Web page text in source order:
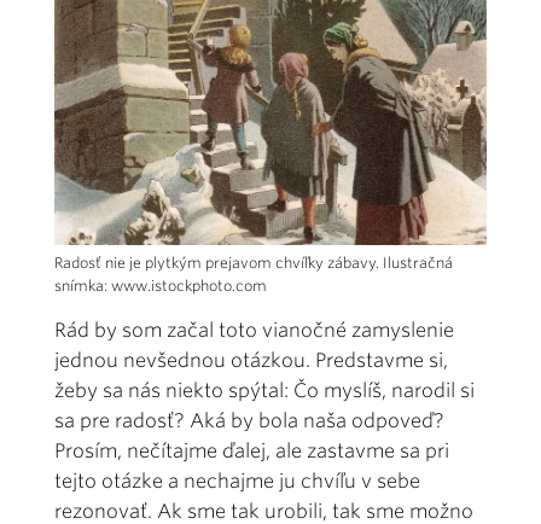
Radosť nie je plytkým prejavom chvíľky zábavy. Ilustračná
snímka: www.istockphoto.com
Rád by som začal toto vianočné zamyslenie
jednou nevšednou otázkou. Predstavme si,
žeby sa nás niekto spýtal: Čo myslíš, narodil si
sa pre radosť? Aká by bola naša odpoveď?
Prosím, nečítajme ďalej, ale zastavme sa pri
tejto otázke a nechajme ju chvíľu v sebe
rezonovať. Ak sme tak urobili, tak sme možno